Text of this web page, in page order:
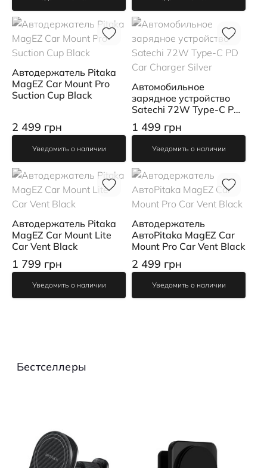
Автодержатель Pitaka
MagEZ Car Mount Pro
Suction Cup Black
2 499 грн
Уведомить о наличии
Автомобильное
зарядное устройство
Satechi 72W Type-C PD
Car Charger Silver
1 499 грн
Уведомить о наличии
Автодержатель Pitaka
MagEZ Car Mount Lite
Car Vent Black
1 799 грн
Уведомить о наличии
Автодержатель
АвтоPitaka MagEZ Car
Mount Pro Car Vent Black
2 499 грн
Уведомить о наличии
Бестселлеры